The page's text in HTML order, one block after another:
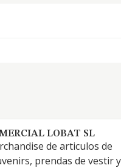
LOBAT SL
de articulos de
prendas de vestir y